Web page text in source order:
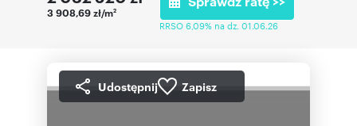
3 908,69 zł/m2
RRSO 6,09% na dz. 01.06.26
Udostępnij Zapisz